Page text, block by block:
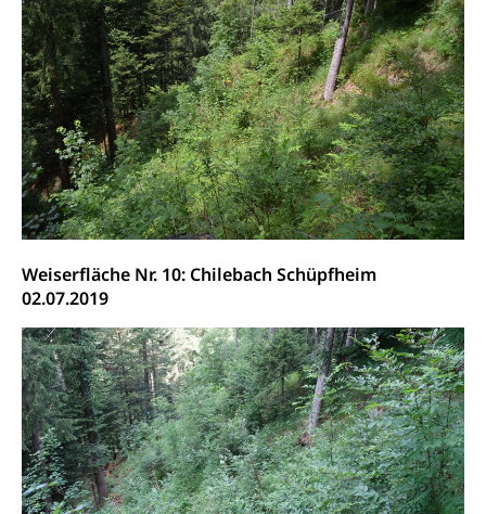
Weiserfläche Nr. 10: Chilebach Schüpfheim
02.07.2019
Erwerbsausfallentschädigung (WAS Luzern)
Feuerwehr, Gesundheitswesen, technische Betriebe,
Alarmierung, Sirenentest
Kantonaler Führungsstab
Polizei
Ordnungskräfte, Sicherheit, öffentliche Ordnung
Polizei
Versorgung
Vorratshaltung, Vorrat
Waffenerwerbsschein, Waffenschein, Waffenbüro,
Waffen, Sprengstoffe und Pyrotechnik
Zivildienst
Militärdienst
Bundesamt für Zivildienst ZIVI
Erwerbsausfallentschädigung (WAS Luzern)
Zivilschutz
Schutzdienstpflicht, Schutzraum,
Schutzraumbaupflicht